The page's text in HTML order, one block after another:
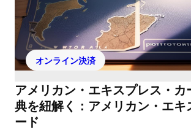
オンライン決済
アメリカン・エキスプレス・
典を紐解く：アメリカン・エキ
ード